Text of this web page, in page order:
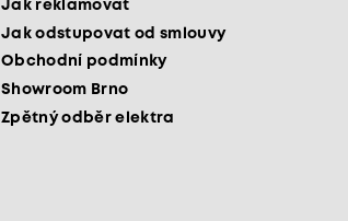
Jak reklamovat
Jak odstupovat od smlouvy
Obchodní podmínky
Showroom Brno
Zpětný odběr elektra